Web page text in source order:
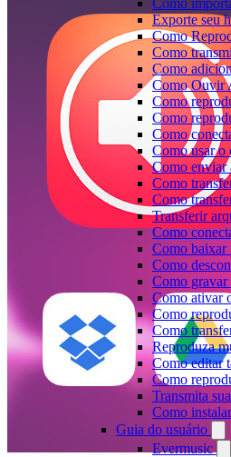
Como
Exporte seu
Como
Como
Como
Como Ouvir
Como
Como
Como
Como usar o
Como enviar
Como
Como
Transferir
Como
Como baixar
Como
Como gravar
Como ativar
Como
Como
Reproduza
Como editar
Como
Transmita
Como
Guia do usuário
Evermusic